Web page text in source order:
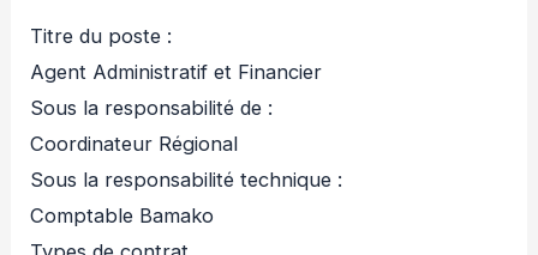
Titre du poste :
Agent Administratif et Financier
Sous la responsabilité de :
Coordinateur Régional
Sous la responsabilité technique :
Comptable Bamako